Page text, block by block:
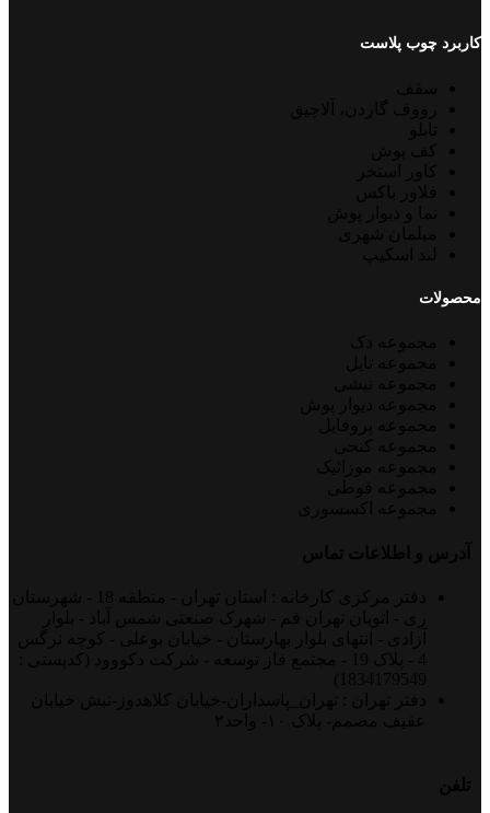
کاربرد چوب پلاست
محصولات